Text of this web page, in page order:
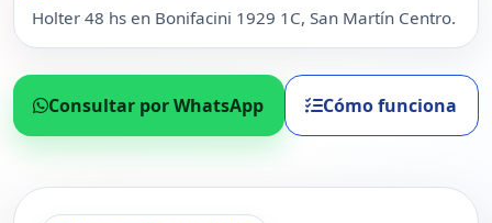
Holter 48 hs en Bonifacini 1929 1C, San Martín Centro.
Consultar por WhatsApp Cómo funciona